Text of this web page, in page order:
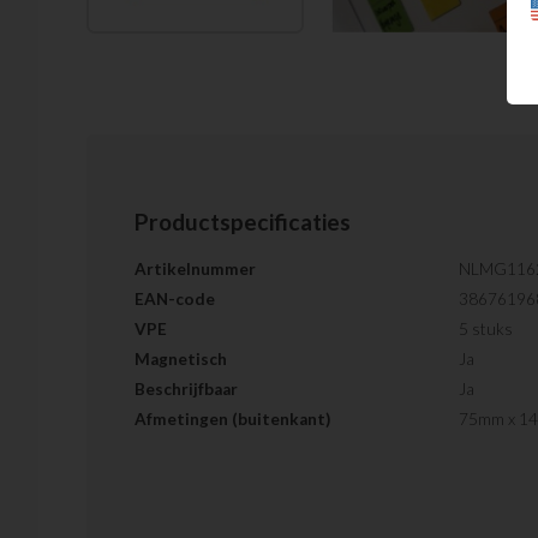
Productspecificaties
Artikelnummer
EAN-code
VPE
5 stuks
Magnetisch
Ja
Beschrijfbaar
Ja
Afmetingen (buitenkant)
75mm x